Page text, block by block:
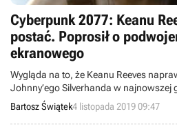
Cyberpunk 2077: Keanu
postać. Poprosił o
ekranowego
Wygląda na to, że Keanu Reeves
Johnny’ego Silverhanda w najnowszej
RED - Cyberpunku 2077. Według
naciskać na podwojenie czasu
Bartosz Świątek4 listopada 2019 09:47